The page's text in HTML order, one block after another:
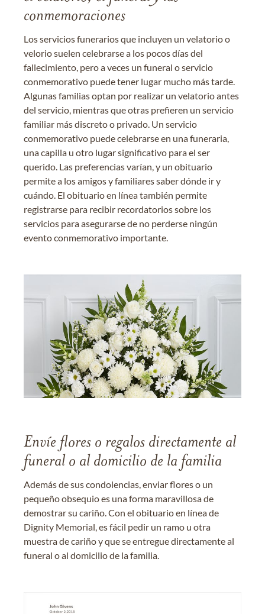
conmemoraciones
Los servicios funerarios que incluyen un velatorio o
velorio suelen celebrarse a los pocos días del
fallecimiento, pero a veces un funeral o servicio
conmemorativo puede tener lugar mucho más tarde.
Algunas familias optan por realizar un velatorio antes
del servicio, mientras que otras prefieren un servicio
familiar más discreto o privado. Un servicio
conmemorativo puede celebrarse en una funeraria,
una capilla u otro lugar significativo para el ser
querido. Las preferencias varían, y un obituario
permite a los amigos y familiares saber dónde ir y
cuándo. El obituario en línea también permite
registrarse para recibir recordatorios sobre los
servicios para asegurarse de no perderse ningún
evento conmemorativo importante.
Envíe flores o regalos directamente al
funeral o al domicilio de la familia
Además de sus condolencias, enviar flores o un
pequeño obsequio es una forma maravillosa de
demostrar su cariño. Con el obituario en línea de
Dignity Memorial, es fácil pedir un ramo u otra
muestra de cariño y que se entregue directamente al
funeral o al domicilio de la familia.